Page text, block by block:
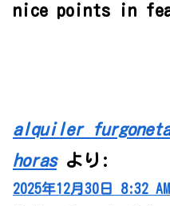
nice points in
alquiler
horas より:
2025年12月30日 8:32 AM